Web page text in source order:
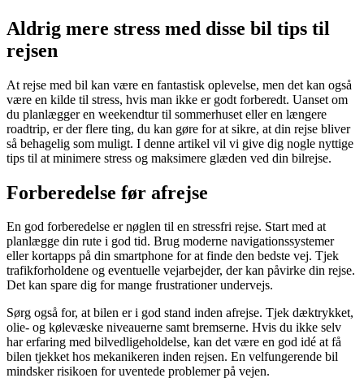
Aldrig mere stress med disse bil tips til
rejsen
At rejse med bil kan være en fantastisk oplevelse, men det kan også
være en kilde til stress, hvis man ikke er godt forberedt. Uanset om
du planlægger en weekendtur til sommerhuset eller en længere
roadtrip, er der flere ting, du kan gøre for at sikre, at din rejse bliver
så behagelig som muligt. I denne artikel vil vi give dig nogle nyttige
tips til at minimere stress og maksimere glæden ved din bilrejse.
Forberedelse før afrejse
En god forberedelse er nøglen til en stressfri rejse. Start med at
planlægge din rute i god tid. Brug moderne navigationssystemer
eller kortapps på din smartphone for at finde den bedste vej. Tjek
trafikforholdene og eventuelle vejarbejder, der kan påvirke din rejse.
Det kan spare dig for mange frustrationer undervejs.
Sørg også for, at bilen er i god stand inden afrejse. Tjek dæktrykket,
olie- og kølevæske niveauerne samt bremserne. Hvis du ikke selv
har erfaring med bilvedligeholdelse, kan det være en god idé at få
bilen tjekket hos mekanikeren inden rejsen. En velfungerende bil
mindsker risikoen for uventede problemer på vejen.